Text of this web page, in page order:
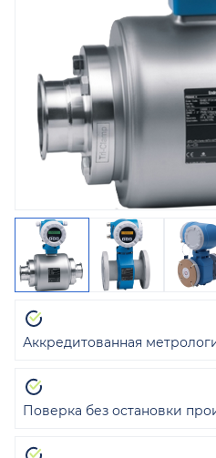
Аккредитованная
Поверка без остановки